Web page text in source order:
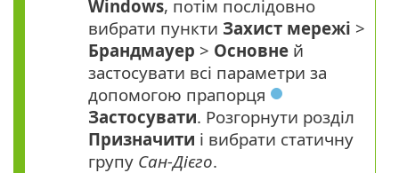
Windows, потім послідовно
вибрати пункти Захист мережі >
Брандмауер > Основне й
застосувати всі параметри за
допомогою прапорця
Застосувати. Розгорнути розділ
Призначити і вибрати статичну
групу Сан-Дієго.